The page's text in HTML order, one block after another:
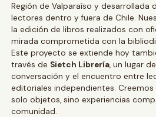
Región de Valparaíso y desarrollada
lectores dentro y fuera de Chile.
la edición de libros realizados con
mirada comprometida con la
Este proyecto se extiende hoy
través de Sietch Librería, un lugar
conversación y el encuentro entre
editoriales independientes.
solo objetos, sino experiencias
comunidad.